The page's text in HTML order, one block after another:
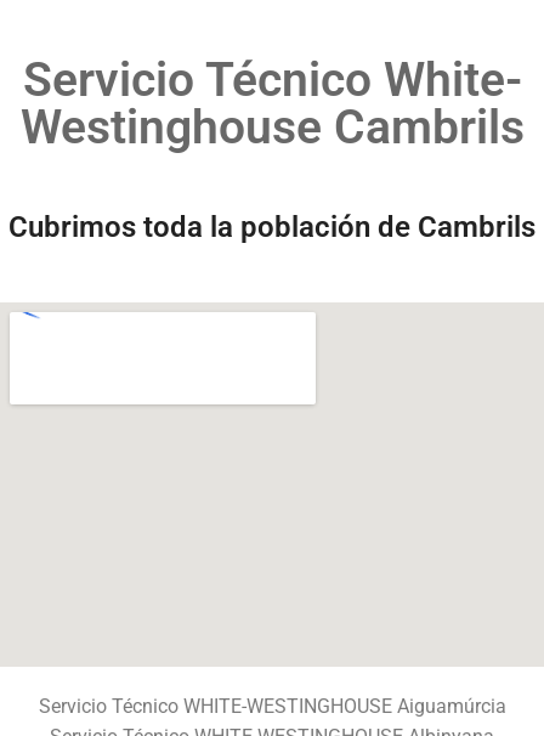
Servicio Técnico White-
Westinghouse Cambrils
Cubrimos toda la población de Cambrils
Servicio Técnico WHITE-WESTINGHOUSE Aiguamúrcia